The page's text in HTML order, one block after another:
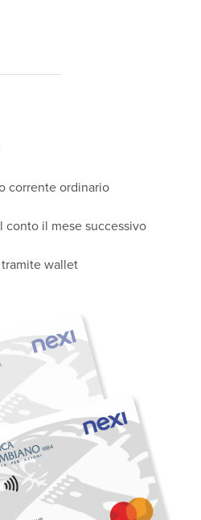
corrente ordinario
conto il mese successivo
wallet